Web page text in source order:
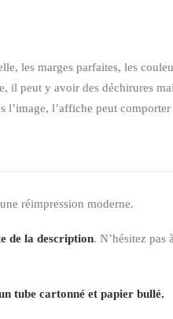
les marges parfaites, les
il peut y avoir des déchirures
l’image, l’affiche peut
réimpression moderne.
de la description. N’hésitez pas
tube cartonné et papier bullé.